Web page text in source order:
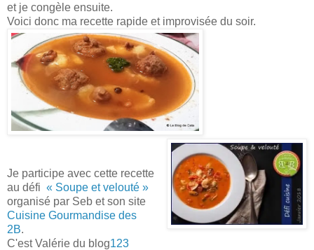
et je congèle ensuite.
Voici donc ma recette rapide et improvisée du soir.
Je participe avec cette recette
au défi « Soupe et velouté »
organisé par Seb et son site
Cuisine Gourmandise des
2B.
C'est Valérie du blog123